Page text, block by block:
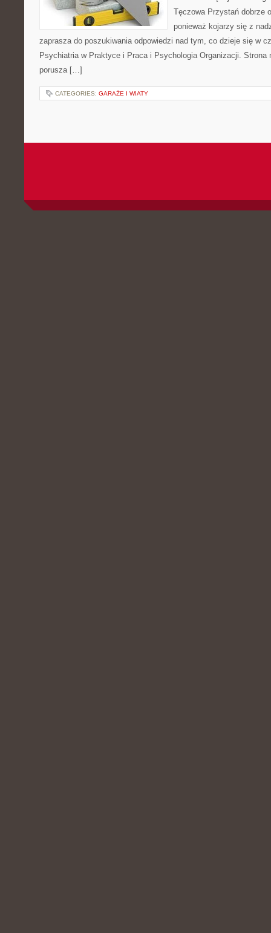
Tęczowa Przystań dobrze
ponieważ kojarzy się z
zaprasza do poszukiwania odpowiedzi nad tym, co dzieje się w
Psychiatria w Praktyce i Praca i Psychologia Organizacji. Strona
porusza […]
CATEGORIES: GARAŻE I WIATY